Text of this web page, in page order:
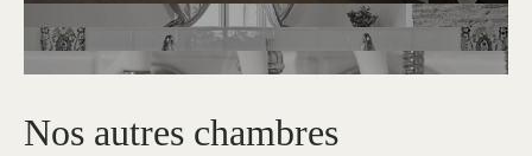
Nos autres chambres